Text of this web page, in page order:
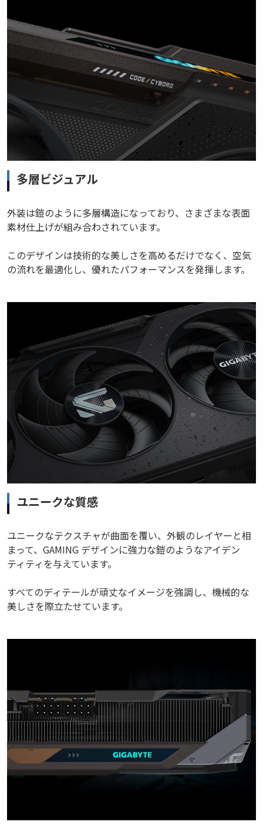
多層ビジュアル
外装は鎧のように多層構造になっており、さまざまな表面
素材仕上げが組み合わされています。
このデザインは技術的な美しさを高めるだけでなく、空気
の流れを最適化し、優れたパフォーマンスを発揮します。
ユニークな質感
ユニークなテクスチャが曲面を覆い、外観のレイヤーと相
まって、GAMING デザインに強力な鎧のようなアイデン
ティティを与えています。
すべてのディテールが頑丈なイメージを強調し、機械的な
美しさを際立たせています。